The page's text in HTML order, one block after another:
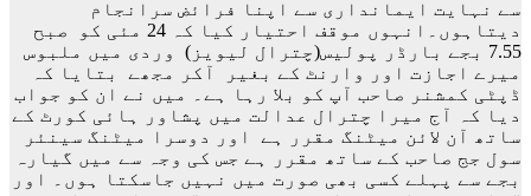
سے نہایت ایمانداری سے اپنا فرائض سرانجام
دیتاہوں۔انہوں موقف احتیار کیا کہ 24 مئی کو صبح
7.55 بجے بارڈر پولیس(چترال لیویز) وردی میں ملبوس
میرے اجازت اور وارنٹ کے بغیر آکر مجھے بتایا کہ
ڈپٹی کمشنر صاحب آپ کو بلا رہا ہے۔ میں نے ان کو جواب
دیا کہ آج میرا چترال عدالت میں پشاور ہائی کورٹ کے
ساتھ آن لائن میٹنگ مقرر ہے اور دوسرا میٹنگ سینئر
سول جج صاحب کے ساتھ مقرر ہے جس کی وجہ سے میں گیارہ
بجے سے پہلے کسی بھی صورت میں نہیں جاسکتا ہوں۔ اور